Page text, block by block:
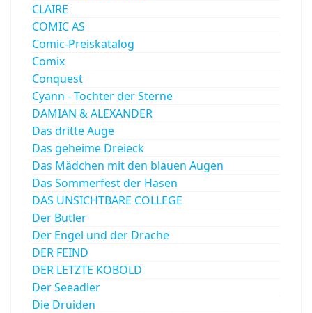
CLAIRE
COMIC AS
Comic-Preiskatalog
Comix
Conquest
Cyann - Tochter der Sterne
DAMIAN & ALEXANDER
Das dritte Auge
Das geheime Dreieck
Das Mädchen mit den blauen Augen
Das Sommerfest der Hasen
DAS UNSICHTBARE COLLEGE
Der Butler
Der Engel und der Drache
DER FEIND
DER LETZTE KOBOLD
Der Seeadler
Die Druiden